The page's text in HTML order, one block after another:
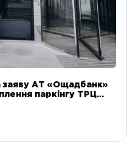
заяву АТ «Ощадбанк»
паркінгу ТРЦ